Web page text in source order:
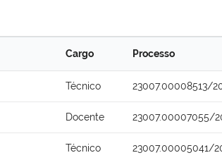
Cargo Processo
Técnico 23007.00008513/
Docente 23007.00007055/
Técnico 23007.00005041/